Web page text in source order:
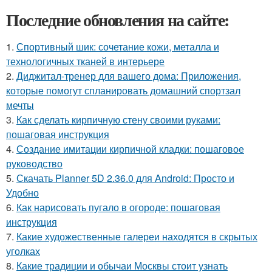
Последние обновления на сайте:
1. Спортивный шик: сочетание кожи, металла и
технологичных тканей в интерьере
2. Диджитал-тренер для вашего дома: Приложения,
которые помогут спланировать домашний спортзал
мечты
3. Как сделать кирпичную стену своими руками:
пошаговая инструкция
4. Создание имитации кирпичной кладки: пошаговое
руководство
5. Скачать Planner 5D 2.36.0 для Android: Просто и
Удобно
6. Как нарисовать пугало в огороде: пошаговая
инструкция
7. Какие художественные галереи находятся в скрытых
уголках
8. Какие традиции и обычаи Москвы стоит узнать